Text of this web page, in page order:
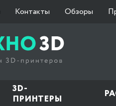
Контакты Обзоры
3D-
ПРИНТЕРЫ